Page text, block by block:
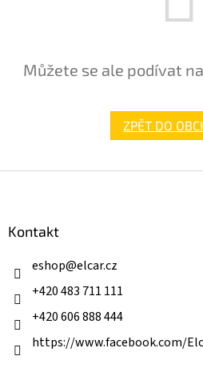
Můžete se ale podívat
ZPĚT DO
Kontakt
eshop@elcar.cz
+420 483 711 111
+420 606 888 444
https://www.facebook.com/